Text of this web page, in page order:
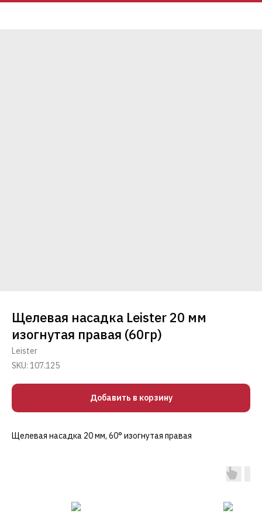
Щелевая насадка Leister 20 мм
изогнутая правая (60гр)
Leister
SKU: 107.125
Добавить в корзину
Щелевая насадка 20 мм, 60° изогнутая правая